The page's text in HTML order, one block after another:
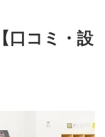
口コミ・設